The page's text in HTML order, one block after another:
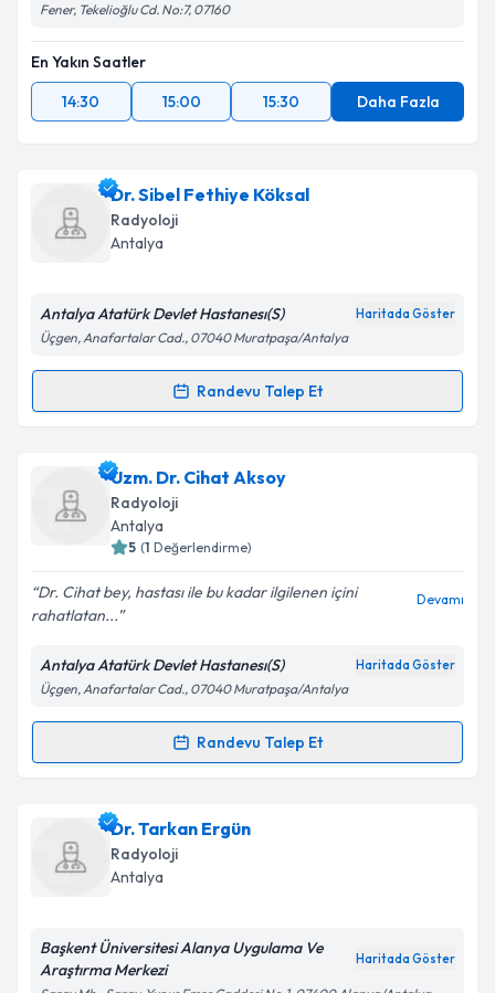
Fener, Tekelioğlu Cd. No:7, 07160
En Yakın Saatler
14:30
15:00 15:30 Daha Fazla
Dr. Sibel Fethiye Köksal
Radyoloji
Antalya
Antalya Atatürk Devlet Hastanesı(S) Haritada Göster
Üçgen, Anafartalar Cad., 07040 Muratpaşa/Antalya
Randevu Talep Et
Randevu Takvimi Talebi
Dr. Sibel Fethiye Köksaliçin randevu takvimi talebi
oluşturun. Size bu uzmandan randevu almanız için bir
takvim hazırlandığında e-posta ile bilgilendireceğiz.
Kişisel verilerimin işlenmesine ilişkin
Aydınlatma
Metni'ni okudum ve kişisel verilerimin belirtilen
kapsamda işlenmesini kabul ediyorum.
Uzm. Dr. Cihat Aksoy
Radyoloji
Antalya
5 (1 Değerlendirme)
Dr. Cihat bey, hastası ile bu kadar ilgilenen içini
rahatlatan...
Devamı
Antalya Atatürk Devlet Hastanesı(S) Haritada Göster
Üçgen, Anafartalar Cad., 07040 Muratpaşa/Antalya
Randevu Talep Et
Randevu Takvimi Talebi
Uzm. Dr. Cihat Aksoyiçin randevu takvimi talebi
oluşturun. Size bu uzmandan randevu almanız için bir
takvim hazırlandığında e-posta ile bilgilendireceğiz.
Dr. Tarkan Ergün
Radyoloji
Antalya
Başkent Üniversitesi Alanya Uygulama Ve
Araştırma Merkezi
Haritada Göster